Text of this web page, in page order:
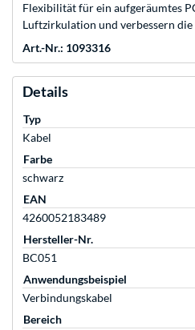
Flexibilität für ein aufgeräumtes
Luftzirkulation und verbessern
Art.-Nr.: 1093316
Details
Typ
Kabel
Farbe
schwarz
EAN
4260052183489
Hersteller-Nr.
BC051
Anwendungsbeispiel
Verbindungskabel
Bereich